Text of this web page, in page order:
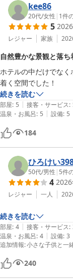
kee86
20代/女性 | 1件
5
レジャー 家族
自然豊かな景観と落
ホテルの中だけでな
続きを読む
部屋: 5 | 接客・サービス:
温泉・お風呂: 5 | 設備: 5
184
ひろけい
50代/男性 | 5件
4
レジャー 一人
続きを読む
部屋: 4 | 接客・サービス:
温泉・お風呂: 4 | 設備: 3
追加情報:小さな子供と一
240